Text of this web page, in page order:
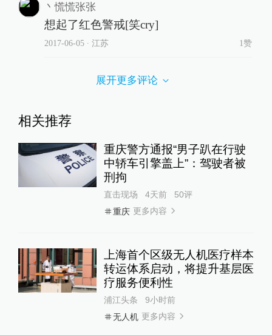
丶慌慌张张
想起了红色警戒[笑cry]
2017-06-05∙ 江苏 1赞
展开更多评论
相关推荐
重庆警方通报“男子趴在行驶
中轿车引擎盖上”：驾驶者被
刑拘
直击现场 4天前 50评
重庆 更多内容
上海首个区级无人机医疗样本
转运体系启动，将提升基层医
疗服务便利性
浦江头条
9小时前
无人机 更多内容